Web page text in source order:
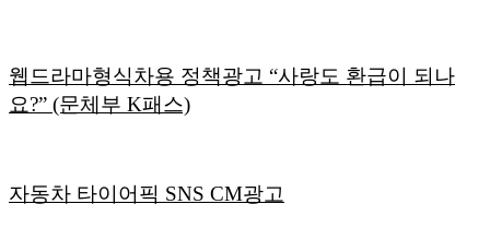
웹드라마형식차용 정책광고 “사랑도 환급이 되나
요?” (문체부 K패스)
자동차 타이어픽 SNS CM광고